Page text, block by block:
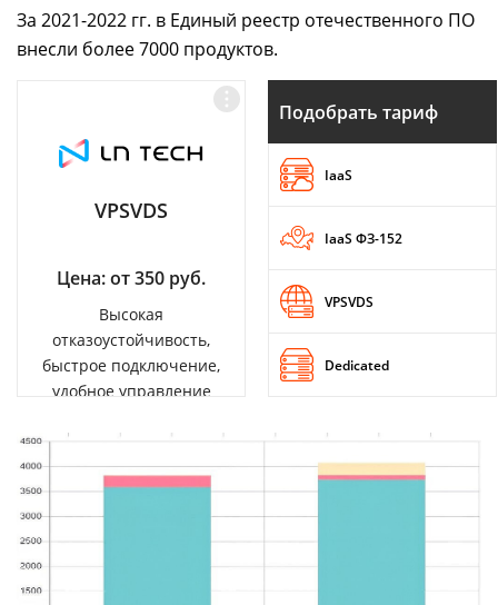
За 2021-2022 гг. в Единый реестр отечественного ПО
внесли более 7000 продуктов.
VPSVDS
Цена: от 350 руб.
Высокая
отказоустойчивость,
быстрое подключение,
удобное управление
Подобрать тариф
IaaS
IaaS ФЗ-152
VPSVDS
Dedicated